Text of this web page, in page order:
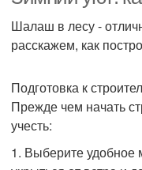
Круговой шалаш
Шалаш в лесу -
расскажем, как
Подготовка к
Прежде чем начать
учесть:
1. Выберите удобное